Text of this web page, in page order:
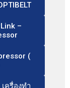
–
(
เครื่องทำ